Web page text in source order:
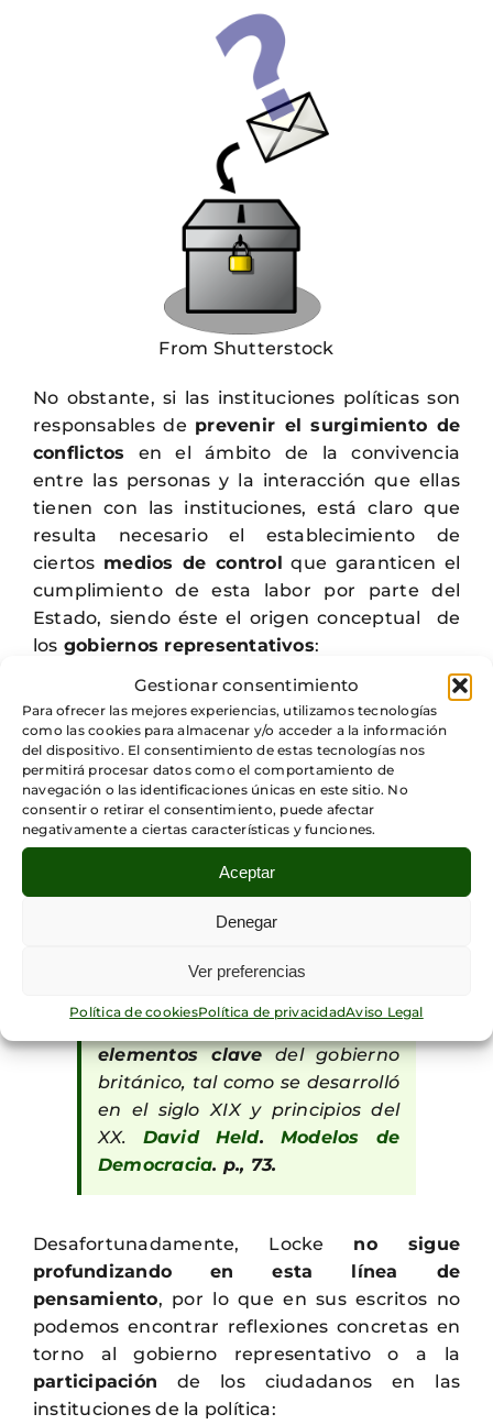
Gestionar consentimiento
Para ofrecer las mejores experiencias, utilizamos tecnologías
como las cookies para almacenar y/o acceder a la información
del dispositivo. El consentimiento de estas tecnologías nos
permitirá procesar datos como el comportamiento de
navegación o las identificaciones únicas en este sitio. No
consentir o retirar el consentimiento, puede afectar
negativamente a ciertas características y funciones.
Aceptar
Denegar
Ver preferencias
Política de cookiesPolítica de privacidadAviso Legal
From Shutterstock
No obstante, si las instituciones políticas son
responsables de prevenir el surgimiento de
conflictos en el ámbito de la convivencia
entre las personas y la interacción que ellas
tienen con las instituciones, está claro que
resulta necesario el establecimiento de
ciertos medios de control que garanticen el
cumplimiento de esta labor por parte del
Estado, siendo éste el origen conceptual de
los gobiernos representativos:
Los escritos de Locke parecen
apuntar en varias direcciones a
la vez. Sugieren la importancia
de asegurar los derechos de los
individuos, la soberanía popular,
la regla mayoritaria, la división
monarquía constitucional y un
representativo de
anticipación directa de los
elementos clavedel gobierno
británico, tal como se desarrolló
en el siglo XIX y principios del
XX. David Held. Modelos de
Democracia. p., 73.
Desafortunadamente, Locke no sigue
profundizando en esta línea de
pensamiento, por lo que en sus escritos no
podemos encontrar reflexiones concretas en
torno al gobierno representativo o a la
participación de los ciudadanos en las
instituciones de la política: